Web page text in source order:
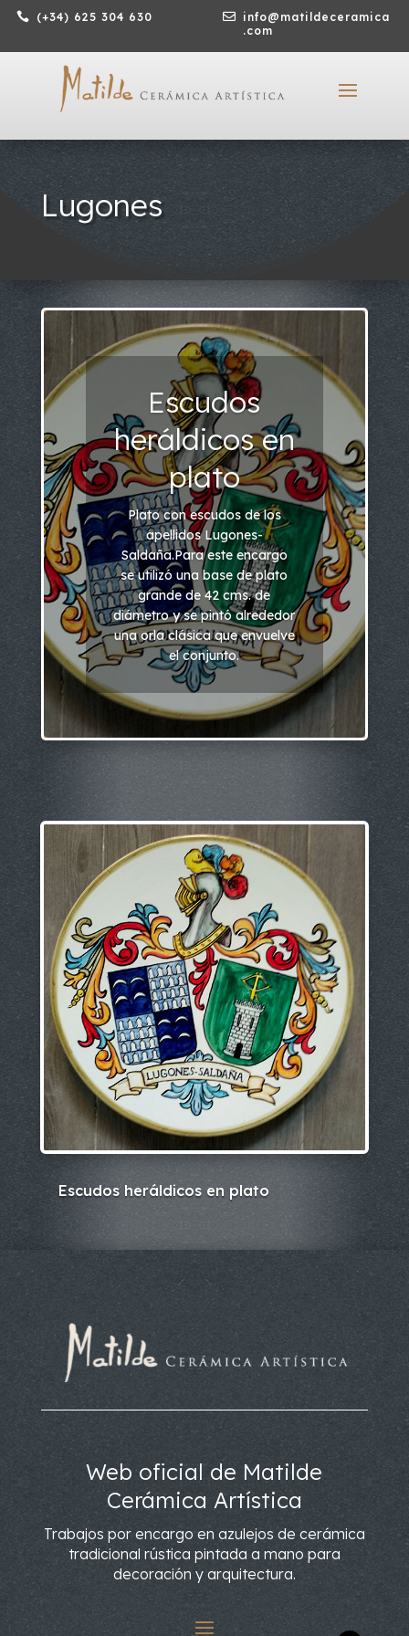
 (+34) 625 304 630 
info@matildeceramica
.com
Lugones
Escudos
heráldicos en
plato
Plato con escudos de los
apellidos Lugones-
Saldaña.Para este encargo
se utilizó una base de plato
grande de 42 cms. de
diámetro y se pintó alrededor
una orla clásica que envuelve
el conjunto.
Escudos heráldicos en plato
Web oficial de Matilde
Cerámica Artística
Trabajos por encargo en azulejos de cerámica
tradicional rústica pintada a mano para
decoración y arquitectura.